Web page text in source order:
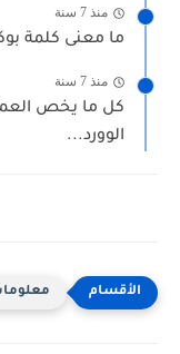
منذ 7 سنة
ما معنى كلمة
منذ 7 سنة
كل ما يخص
الوورد...
معلومات